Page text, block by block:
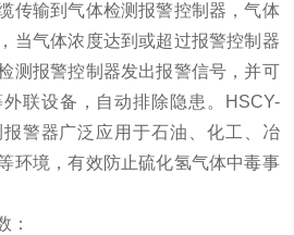
传输到气体检测报警控制器，气体
当气体浓度达到或超过报警控制器
测报警控制器发出报警信号，并可
联设备，自动排除隐患。HSCY-
警器广泛应用于石油、化工、冶
环境，有效防止硫化氢气体中毒事
：